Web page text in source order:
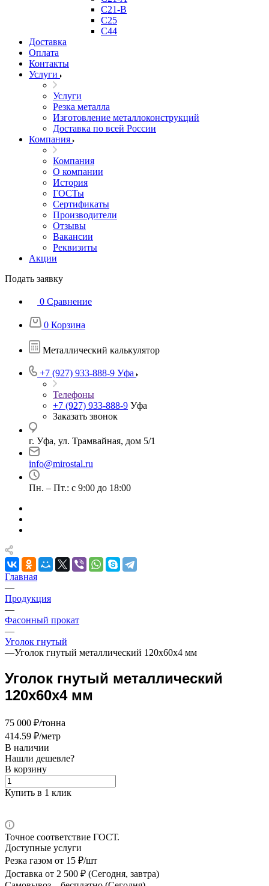
С21-В
С25
С44
Доставка
Оплата
Контакты
Услуги
Услуги
Резка металла
Изготовление металлоконструкций
Доставка по всей России
Компания
Компания
О компании
История
ГОСТы
Сертификаты
Производители
Отзывы
Вакансии
Реквизиты
Акции
Подать заявку
0 Сравнение
0 Корзина
Металлический калькулятор
+7 (927) 933-888-9 Уфа
Телефоны
+7 (927) 933-888-9 Уфа
Заказать звонок
г. Уфа, ул. Трамвайная, дом 5/1
info@mirostal.ru
Пн. – Пт.: с 9:00 до 18:00
Главная
—
Продукция
—
Фасонный прокат
—
Уголок гнутый
—Уголок гнутый металлический 120х60х4 мм
Уголок гнутый металлический
120х60х4 мм
75 000 ₽/тонна
414.59 ₽/метр
В наличии
Нашли дешевле?
В корзину
Купить в 1 клик
Точное соответствие ГОСТ.
Доступные услуги
Резка газом от 15 ₽/шт
Доставка от 2 500 ₽ (Сегодня, завтра)